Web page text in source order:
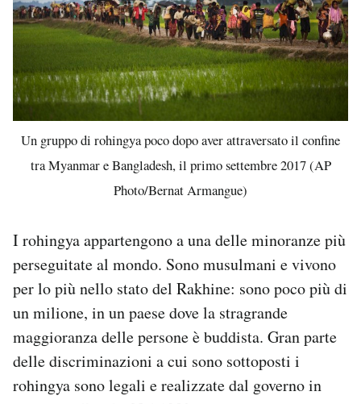
Un gruppo di rohingya poco dopo aver attraversato il confine
tra Myanmar e Bangladesh, il primo settembre 2017 (AP
Photo/Bernat Armangue)
I rohingya appartengono a una delle minoranze più
perseguitate al mondo. Sono musulmani e vivono
per lo più nello stato del Rakhine: sono poco più di
un milione, in un paese dove la stragrande
maggioranza delle persone è buddista. Gran parte
delle discriminazioni a cui sono sottoposti i
rohingya sono legali e realizzate dal governo in